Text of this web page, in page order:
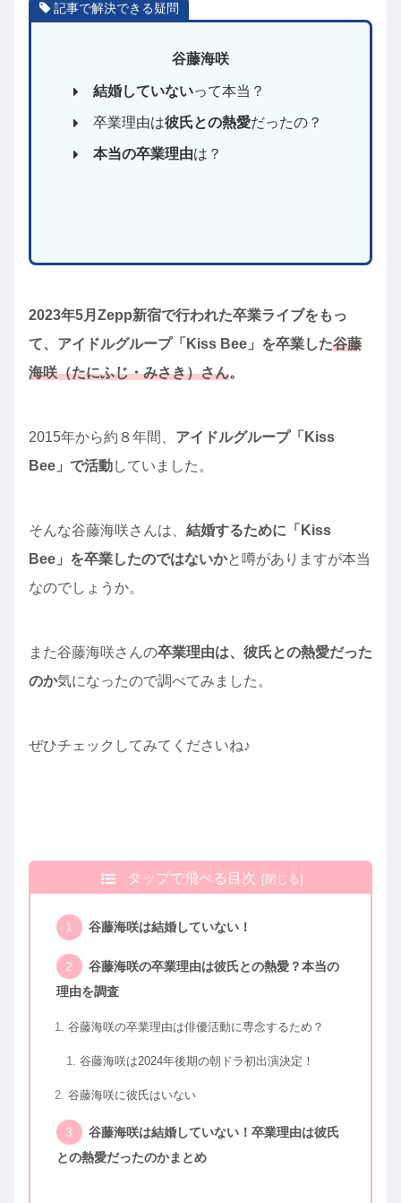
記事で解決できる疑問
谷藤海咲
結婚していないって本当？
卒業理由は彼氏との熱愛だったの？
本当の卒業理由は？
2023年5月Zepp新宿で行われた卒業ライブをもっ
て、アイドルグループ「Kiss Bee」を卒業した谷藤
海咲（たにふじ・みさき）さん。
2015年から約８年間、 アイドルグループ「Kiss
Bee」で活動していました。
そんな谷藤海咲さんは、 結婚するために「Kiss
Bee」を卒業したのではないかと噂がありますが本当
なのでしょうか。
また谷藤海咲さんの卒業理由は、彼氏との熱愛だった
のか気になったので調べてみました。
ぜひチェックしてみてくださいね♪
タップで飛べる目次
谷藤海咲は結婚していない！
谷藤海咲の卒業理由は彼氏との熱愛？本当の
理由を調査
谷藤海咲の卒業理由は俳優活動に専念するため？
谷藤海咲は2024年後期の朝ドラ初出演決定！
谷藤海咲に彼氏はいない
谷藤海咲は結婚していない！卒業理由は彼氏
との熱愛だったのかまとめ